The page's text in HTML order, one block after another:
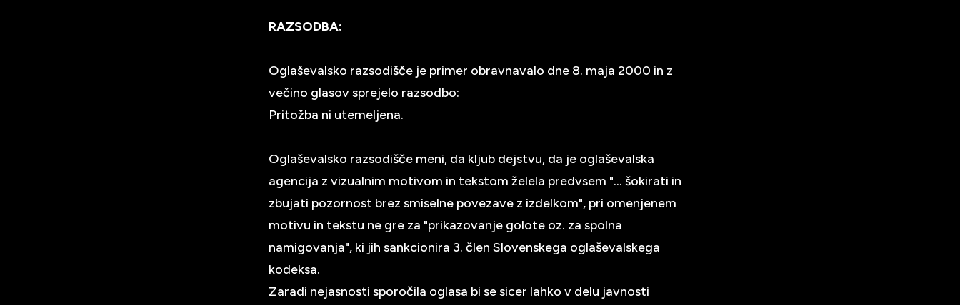
RAZSODBA:
Oglaševalsko razsodišče je primer obravnavalo dne 8. maja 2000 in z
večino glasov sprejelo razsodbo:
Pritožba ni utemeljena.
Oglaševalsko razsodišče meni, da kljub dejstvu, da je oglaševalska
agencija z vizualnim motivom in tekstom želela predvsem "... šokirati in
zbujati pozornost brez smiselne povezave z izdelkom", pri omenjenem
motivu in tekstu ne gre za "prikazovanje golote oz. za spolna
namigovanja", ki jih sankcionira 3. člen Slovenskega oglaševalskega
kodeksa.
Zaradi nejasnosti sporočila oglasa bi se sicer lahko v delu javnosti